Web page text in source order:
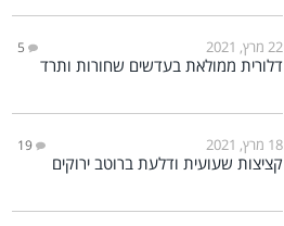
22 מרץ, 2021 5
דלורית ממולאת בעדשים שחורות ותרד
18 מרץ, 2021 19
קציצות שעועית ודלעת ברוטב ירוקים